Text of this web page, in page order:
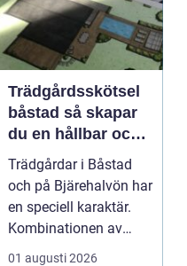
Trädgårdsskötsel
båstad så skapar
du en hållbar och
vacker trädgård på
bjäre
Trädgårdar i Båstad
och på Bjärehalvön har
en speciell karaktär.
Kombinationen av
närheten till have...
01 augusti 2026